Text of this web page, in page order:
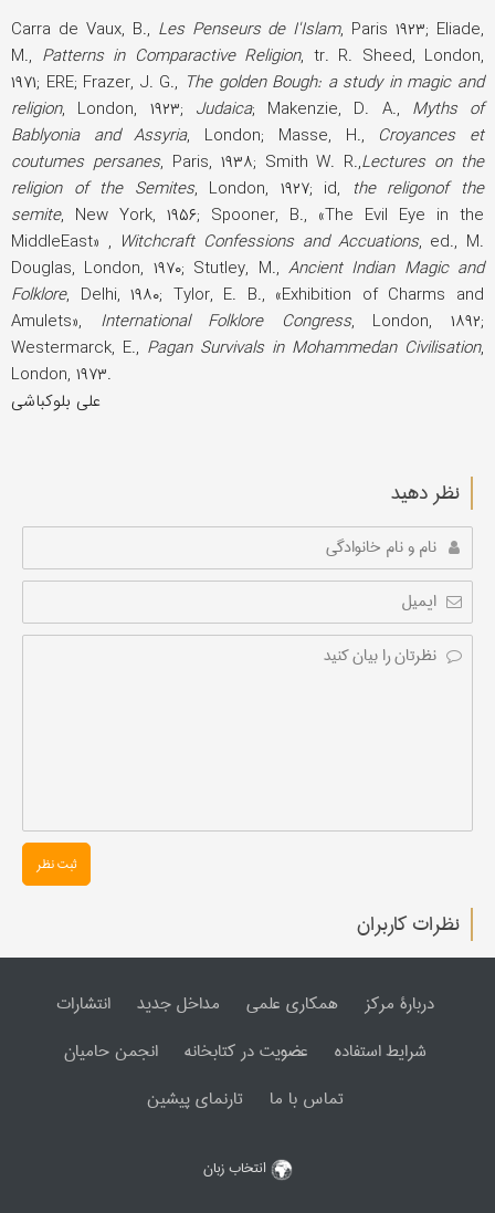
Carra de Vaux, B., Les Penseurs de I'Islam, Paris ۱۹۲۳; Eliade,
M., Patterns in Comparactive Religion, tr. R. Sheed, London,
۱۹۷۱; ERE; Frazer, J. G., The golden Bough: a study in magic and
religion, London, ۱۹۲۳; Judaica; Makenzie, D. A., Myths of
Bablyonia and Assyria, London; Masse, H., Croyances et
coutumes persanes, Paris, ۱۹۳۸; Smith W. R.,Lectures on the
religion of the Semites, London, ۱۹۲۷; id, the religonof the
semite, New York, ۱۹۵۶; Spooner, B., «The Evil Eye in the
MiddleEast» , Witchcraft Confessions and Accuations, ed., M.
Douglas, London, ۱۹۷۰; Stutley, M., Ancient Indian Magic and
Folklore, Delhi, ۱۹۸۰; Tylor, E. B., «Exhibition of Charms and
Amulets», International Folklore Congress, London, ۱۸۹۲;
Westermarck, E., Pagan Survivals in Mohammedan Civilisation,
London, ۱۹۷۳.
علی بلوکباشی
نظر دهید
ثبت نظر
نظرات کاربران
دربارۀ مرکز همکاری علمی مداخل جدید
انتشارات
شرایط استفاده
عضویت در کتابخانه
انجمن حامیان
تماس با ما
تارنمای پیشین
انتخاب زبان